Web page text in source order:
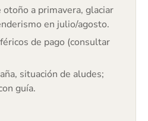
otoño a primavera, glaciar
en julio/agosto.
de pago (consultar
situación de aludes;
guía.